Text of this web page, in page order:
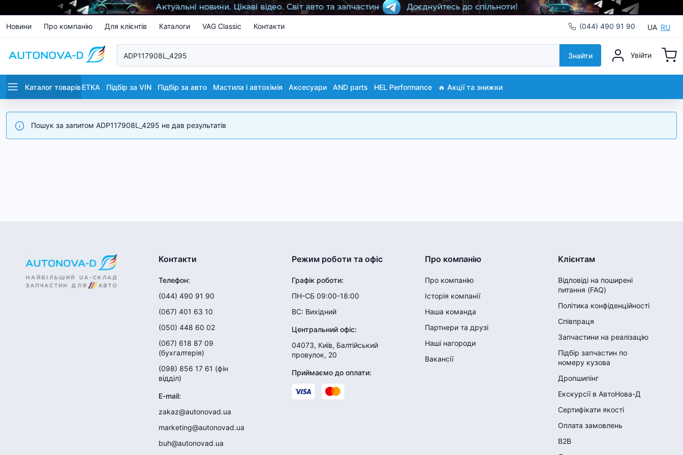
Новини Про компанію Для клієнтів Каталоги VAG Classic Контакти (044) 490 91 90 UA RU
Знайти Увійти
Каталог товарівETKA Підбір за VIN Підбір за авто Мастила і автохімія Аксесуари AND parts HEL Performance 🔥 Акції та знижки
Пошук за запитом ADP117908L_4295 не дав результатів
Контакти
Телефон:
(044) 490 91 90
(067) 401 63 10
(050) 448 60 02
(067) 618 87 09
(бухгалтерія)
(098) 856 17 61 (фін
відділ)
E-mail:
zakaz@autonovad.ua
marketing@autonovad.ua
buh@autonovad.ua
Режим роботи та офіс
Графік роботи:
ПН-СБ 09:00-18:00
ВС: Вихідний
Центральний офіс:
04073, Київ, Балтійський
провулок, 20
Приймаємо до оплати:
Про компанію
Про компанію
Історія компанії
Наша команда
Партнери та друзі
Наші нагороди
Вакансії
Клієнтам
Відповіді на поширені
питання (FAQ)
Політика конфіденційності
Співпраця
Запчастини на реалізацію
Підбір запчастин по
номеру кузова
Дропшипінг
Екскурсії в АвтоНова-Д
Сертифікати якості
Оплата замовлень
B2B